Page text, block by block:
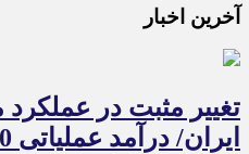
آخرین اخبار
تغییر مثبت در
ایران/ درآمد عملیاتی 80 درصد رشد کرد